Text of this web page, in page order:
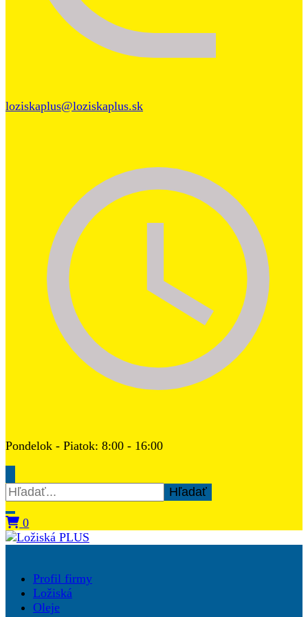
loziskaplus@loziskaplus.sk
Pondelok - Piatok: 8:00 - 16:00
Hľadať:
0
Ložiská PLUS
Profil firmy
Ložiská
Oleje